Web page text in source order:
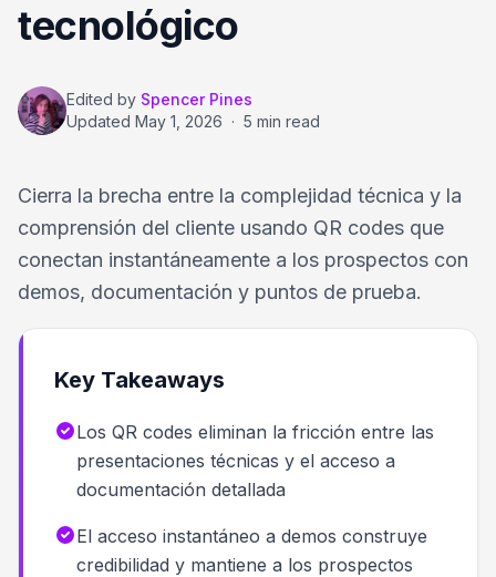
tecnológico
Edited by Spencer Pines
Updated May 1, 2026 · 5 min read
Cierra la brecha entre la complejidad técnica y la
comprensión del cliente usando QR codes que
conectan instantáneamente a los prospectos con
demos, documentación y puntos de prueba.
Key Takeaways
Los QR codes eliminan la fricción entre las
presentaciones técnicas y el acceso a
documentación detallada
El acceso instantáneo a demos construye
credibilidad y mantiene a los prospectos